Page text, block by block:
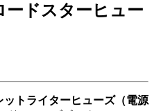
ードスターヒュー
トライターヒューズ（電源